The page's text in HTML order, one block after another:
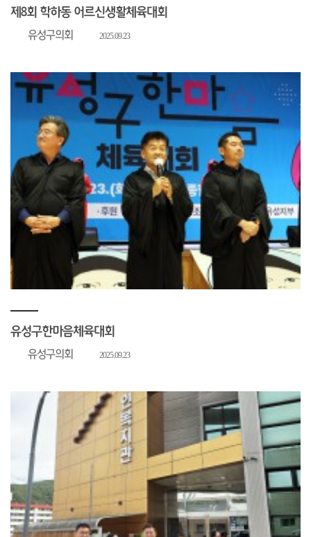
제8회 학하동 어르신생활체육대회
유성구의회 2025.09.23
유성구한마음체육대회
유성구의회 2025.09.23